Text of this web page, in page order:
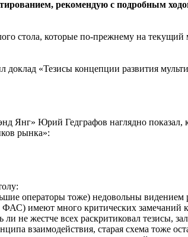
рекомендую с подробным
стола, которые по-прежнему на
доклад «Тезисы концепции развития
Янг» Юрий Гедграфов наглядно показал,
рынка»:
операторы тоже) недовольны видением
ФАС) имеют много критических замечаний
не жестче всех раскритиковал тезисы,
взаимодействия, старая схема тоже